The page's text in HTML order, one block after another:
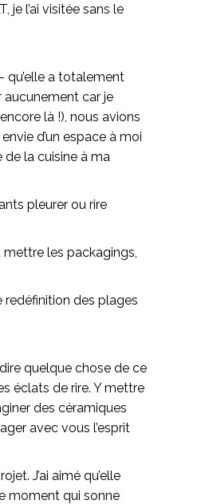
je l’ai visitée sans le
qu’elle a totalement
aucunement car je
là !), nous avions
d’un espace à moi
de la cuisine à ma
pleurer ou rire
mettre les packagings,
redéfinition des plages
quelque chose de ce
éclats de rire. Y mettre
des céramiques
avec vous l’esprit
J’ai aimé qu’elle
moment qui sonne